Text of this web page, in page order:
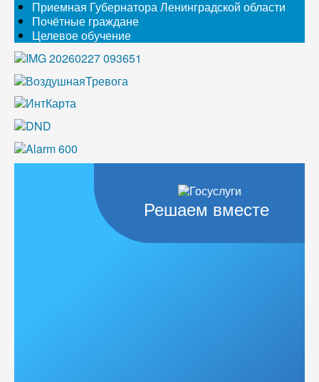
Приемная Губернатора Ленинградской области
Почётные граждане
Целевое обучение
Решаем вместе